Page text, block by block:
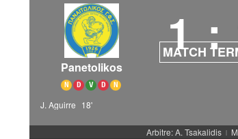
Panetolikos
N D V D N
1 :
MATCH
J. Aguirre 18'
Arbitre: A. Tsakalidis |